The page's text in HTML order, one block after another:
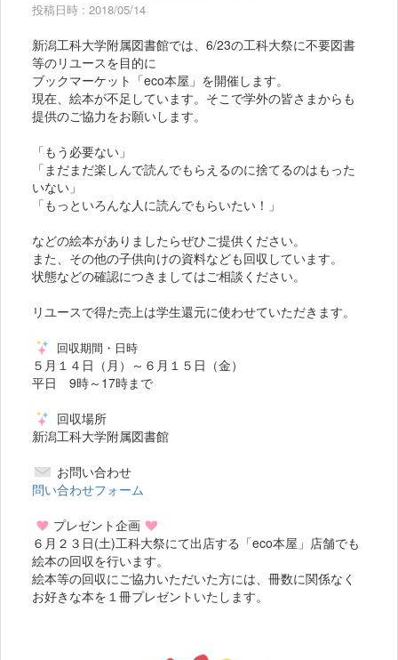
投稿日時 : 2018/05/14
新潟工科大学附属図書館では、6/23の工科大祭に不要図書
等のリユースを目的に
ブックマーケット「eco本屋」を開催します。
現在、絵本が不足しています。そこで学外の皆さまからも
提供のご協力をお願いします。
「もう必要ない」
「まだまだ楽しんで読んでもらえるのに捨てるのはもった
いない」
「もっといろんな人に読んでもらいたい！」
などの絵本がありましたらぜひご提供ください。
また、その他の子供向けの資料なども回収しています。
状態などの確認につきましてはご相談ください。
リユースで得た売上は学生還元に使わせていただきます。
回収期間・日時
５月１４日（月）～６月１５日（金）
平日 9時～17時まで
回収場所
新潟工科大学附属図書館
お問い合わせ
問い合わせフォーム
プレゼント企画
６月２３日(土)工科大祭にて出店する「eco本屋」店舗でも
絵本の回収を行います。
絵本等の回収にご協力いただいた方には、冊数に関係なく
お好きな本を１冊プレゼントいたします。